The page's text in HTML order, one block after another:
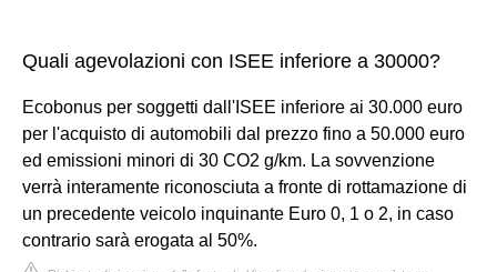
Quali agevolazioni con ISEE inferiore a 30000?
Ecobonus per soggetti dall'ISEE inferiore ai 30.000 euro
per l'acquisto di automobili dal prezzo fino a 50.000 euro
ed emissioni minori di 30 CO2 g/km. La sovvenzione
verrà interamente riconosciuta a fronte di rottamazione di
un precedente veicolo inquinante Euro 0, 1 o 2, in caso
contrario sarà erogata al 50%.